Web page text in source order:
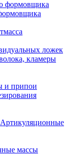
ложек
кламеры
и припои
Артикуляционные
массы